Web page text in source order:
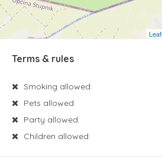
Terms & rules
Smoking allowed:
Pets allowed:
Party allowed:
Children allowed: